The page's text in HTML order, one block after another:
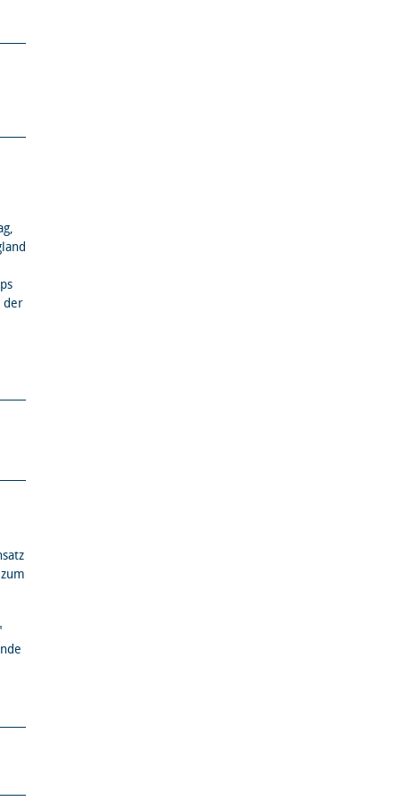
der